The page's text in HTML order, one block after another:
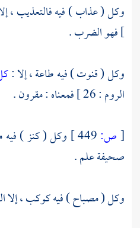
وكل ( عذاب ) فيه فالتعذيب ،
] فهو الضرب .
وكل ( قنوت ) فيه طاعة ، إلا :
الروم : 26 ] فمعناه : مقرون .
[ص:
وكل ( كنز ) فيه
صحيفة علم .
وكل ( مصباح ) فيه كوكب ، إلا